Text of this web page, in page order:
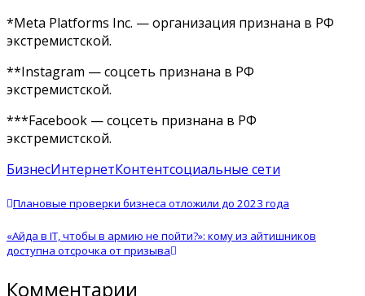
*Meta Platforms Inc. — организация признана в РФ
экстремистской.
**Instagram — соцсеть признана в РФ
экстремистской.
***Facebook — соцсеть признана в РФ
экстремистской.
БизнесИнтернетКонтентсоциальные сети
Плановые проверки бизнеса отложили до 2023 года
«Айда в IT, чтобы в армию не пойти?»: кому из айтишников
доступна отсрочка от призыва
Комментарии